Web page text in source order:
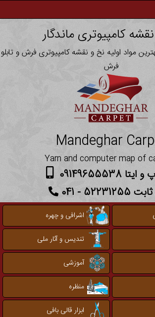
کامپیوتری ماندگار
مواد اولیه نخ و نقشه کامپیوتری فرش و تابلو
فرش
Mandeghar
Yarn and computer map of
09149655538
- 041
اشرافی و چهره
تندیس و آثار ملی
آموزشی
منظره
ابزار قالی بافی